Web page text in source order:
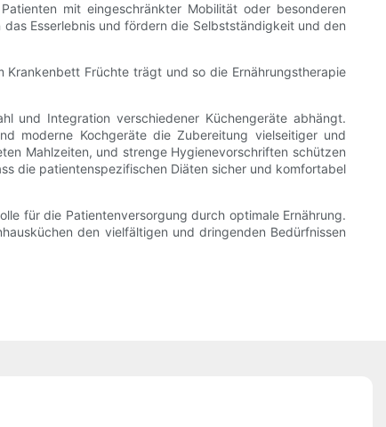
mit eingeschränkter Mobilität oder besonderen
Esserlebnis und fördern die Selbstständigkeit und den
Früchte trägt und so die Ernährungstherapie
und Integration verschiedener Küchengeräte abhängt.
moderne Kochgeräte die Zubereitung vielseitiger und
Mahlzeiten, und strenge Hygienevorschriften schützen
die patientenspezifischen Diäten sicher und komfortabel
für die Patientenversorgung durch optimale Ernährung.
den vielfältigen und dringenden Bedürfnissen